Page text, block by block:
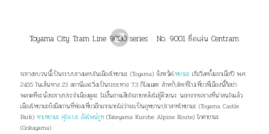
Toyama City Tram Line 9000series No. 9001 ชื่อเล่น Centram
รถรางขบวนนี้เป็นระบบรางแคบในเมืองโทยามะ (Toyama) จังหวัดโทยามะ เริ่มวิ่งครั้งแรกเมื่อปี พ.ศ.
2455 ในเส้นทาง 23 สถานีและวิ่งเป็นระยะทาง 7.3 กิโลเมตร สำหรับใครที่ไปเที่ยวที่เมืองนี้ก็อย่า
พลาดที่จะนั่งรถรางประจำเมืองดูละ ไม่งั้นอาจเสียใจภายหลังไม่รู้ด้วยนะ นอกจากรถรางที่น่าสนใจแล้ว
เมืองโทยามะยังมีสถานที่ท่องเที่ยวอีกมากมายไม่ว่าจะเป็นอุทยานปราสาทโทยามะ (Toyama Castle
Park) ทาเทยามะ คุโรเบะ อัลไพน์รูท(Tateyama Kurobe Alpine Route) โกคายามะ
(Gokayama)